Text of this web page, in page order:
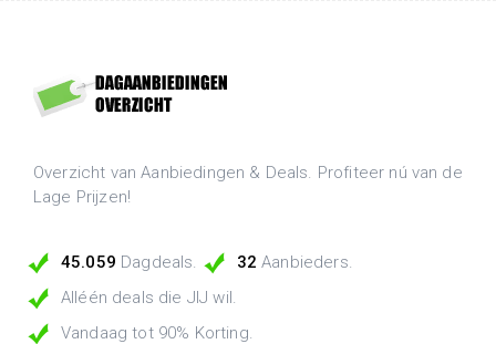
Overzicht van Aanbiedingen & Deals. Profiteer nú van de
Lage Prijzen!
45.059 Dagdeals. 32 Aanbieders.
Alléén deals die JIJ wil.
Vandaag tot 90% Korting.